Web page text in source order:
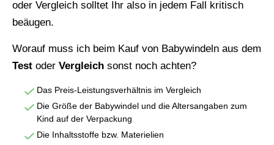
oder Vergleich solltet Ihr also in jedem Fall kritisch
beäugen.
Worauf muss ich beim Kauf von Babywindeln aus dem
Test oder Vergleich sonst noch achten?
Das Preis-Leistungsverhältnis im Vergleich
Die Größe der Babywindel und die Altersangaben zum
Kind auf der Verpackung
Die Inhaltsstoffe bzw. Materielien